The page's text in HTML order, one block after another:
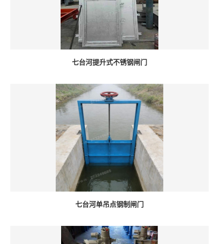
七台河提升式不锈钢闸门
七台河单吊点钢制闸门